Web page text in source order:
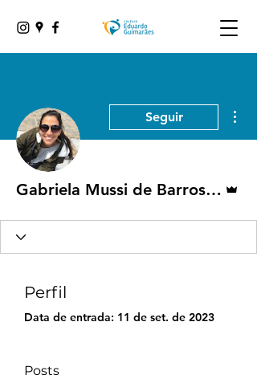
Seguir
Gabriela Mussi de Barros Pinho
Perfil
Data de entrada: 11 de set. de 2023
Posts